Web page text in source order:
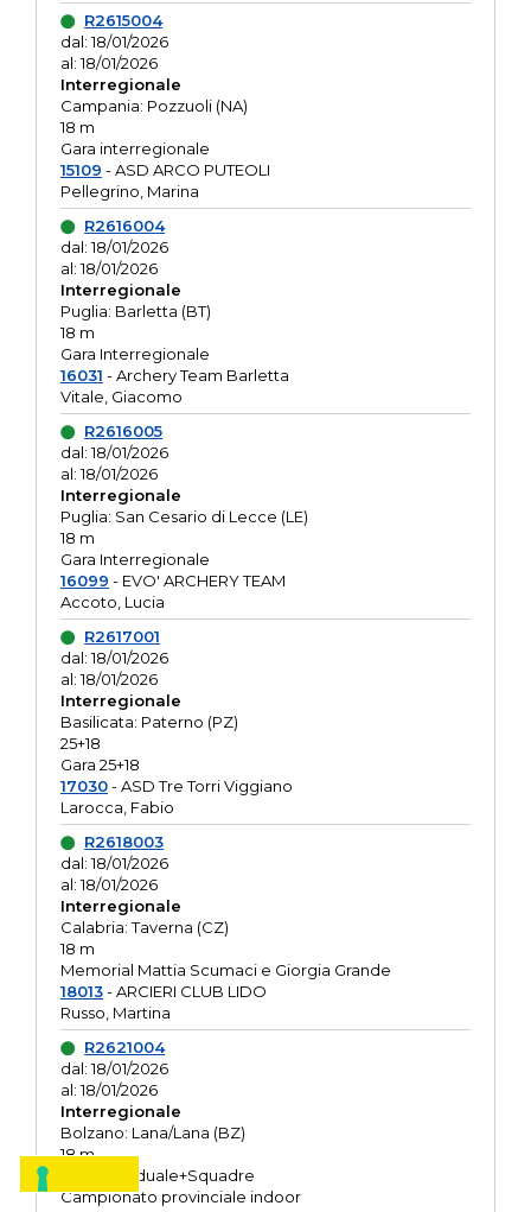
R2615004
dal: 18/01/2026
al: 18/01/2026
Interregionale
Campania: Pozzuoli (NA)
18 m
Gara interregionale
15109 - ASD ARCO PUTEOLI
Pellegrino, Marina
R2616004
dal: 18/01/2026
al: 18/01/2026
Interregionale
Puglia: Barletta (BT)
18 m
Gara Interregionale
16031 - Archery Team Barletta
Vitale, Giacomo
R2616005
dal: 18/01/2026
al: 18/01/2026
Interregionale
Puglia: San Cesario di Lecce (LE)
18 m
Gara Interregionale
16099 - EVO' ARCHERY TEAM
Accoto, Lucia
R2617001
dal: 18/01/2026
al: 18/01/2026
Interregionale
Basilicata: Paterno (PZ)
25+18
Gara 25+18
17030- ASD Tre Torri Viggiano
Larocca, Fabio
R2618003
dal: 18/01/2026
al: 18/01/2026
Interregionale
Calabria: Taverna (CZ)
18 m
Memorial Mattia Scumaci e Giorgia Grande
18013- ARCIERI CLUB LIDO
Russo, Martina
R2621004
dal: 18/01/2026
al: 18/01/2026
Interregionale
Bolzano: Lana/Lana (BZ)
18 m
O.R. Individuale+Squadre
Campionato provinciale indoor